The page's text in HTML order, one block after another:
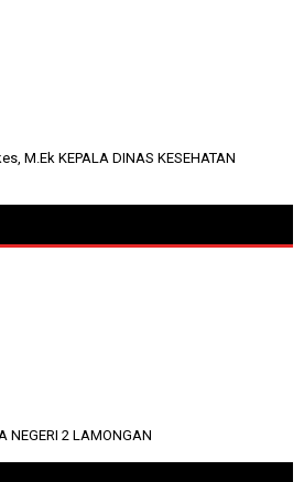
M.Ek KEPALA DINAS KESEHATAN
NEGERI 2 LAMONGAN